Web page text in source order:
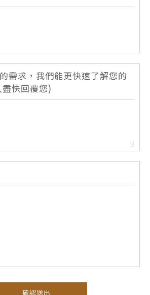
需求，我們能更快速了解您的
快回覆您)
確認送出